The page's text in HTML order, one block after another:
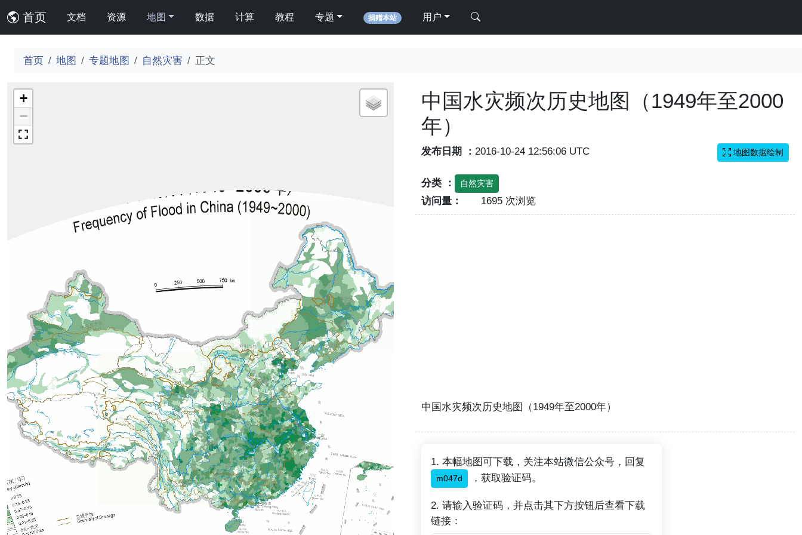
首页 文档 资源 地图 数据 计算 教程 专题 捐赠本站 用户
首页 地图 专题地图 自然灾害 正文
+
−
中国水灾频次历史地图（1949年至2000
年）
发布日期 ： 2016-10-24 12:56:06 UTC
分类 ： 自然灾害
访问量： 1695 次浏览
地图数据绘制
中国水灾频次历史地图（1949年至2000年）
1. 本幅地图可下载，关注本站微信公众号，回复
m047d ，获取验证码。
2. 请输入验证码，并点击其下方按钮后查看下载
链接：